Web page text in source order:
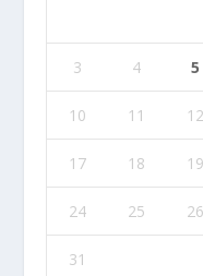
3 4 5
10 11 12
17 18 19
24 25 26
31